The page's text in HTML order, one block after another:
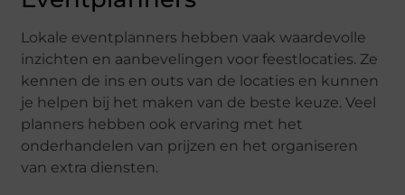
Lokale eventplanners hebben vaak waardevolle
inzichten en aanbevelingen voor feestlocaties. Ze
kennen de ins en outs van de locaties en kunnen
je helpen bij het maken van de beste keuze. Veel
planners hebben ook ervaring met het
onderhandelen van prijzen en het organiseren
van extra diensten.